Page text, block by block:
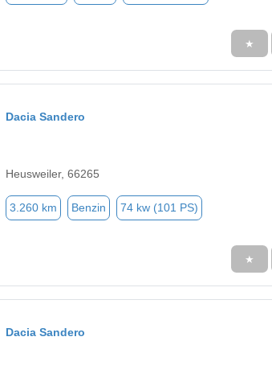
★
Dacia Sandero
Heusweiler, 66265
3.260 km Benzin 74 kw (101 PS)
★
Dacia Sandero